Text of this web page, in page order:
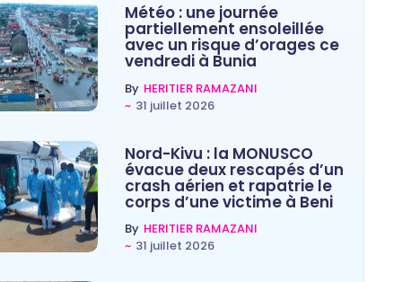
Météo : une journée
partiellement ensoleillée
avec un risque d’orages ce
vendredi à Bunia
By HERITIER RAMAZANI
~ 31 juillet 2026
Nord-Kivu : la MONUSCO
évacue deux rescapés d’un
crash aérien et rapatrie le
corps d’une victime à Beni
By HERITIER RAMAZANI
~ 31 juillet 2026